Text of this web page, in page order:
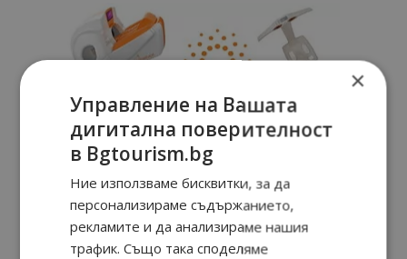
×
Управление на Вашата
дигитална поверителност
в Bgtourism.bg
Ние използваме бисквитки, за да
персонализираме съдържанието,
рекламите и да анализираме нашия
трафик. Също така споделяме